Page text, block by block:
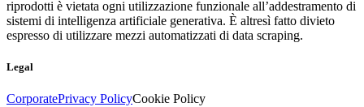
riprodotti è vietata ogni utilizzazione funzionale all’addestramento di
sistemi di intelligenza artificiale generativa. È altresì fatto divieto
espresso di utilizzare mezzi automatizzati di data scraping.
Legal
CorporatePrivacy PolicyCookie Policy